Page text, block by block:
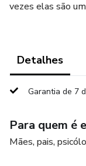
vezes elas são
Detalhes
Garantia de 7
Para quem é
Mães, pais,